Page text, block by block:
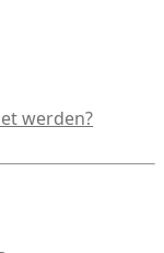
werden?